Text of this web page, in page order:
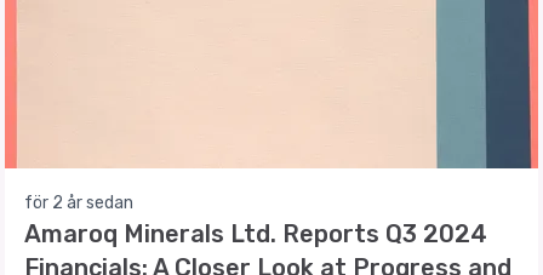
för 2 år sedan
Amaroq Minerals Ltd. Reports Q3 2024
Financials: A Closer Look at Progress and